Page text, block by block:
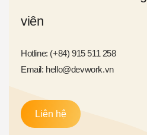
viên
Hotline: (+84) 915 511 258
Email: hello@devwork.vn
Liên hệ